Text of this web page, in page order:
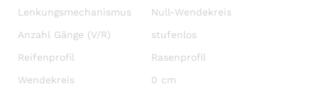
Lenkungsmechanismus
Null-Wendekreis
Anzahl Gänge (V/R)
stufenlos
Reifenprofil
Rasenprofil
Wendekreis
0 cm